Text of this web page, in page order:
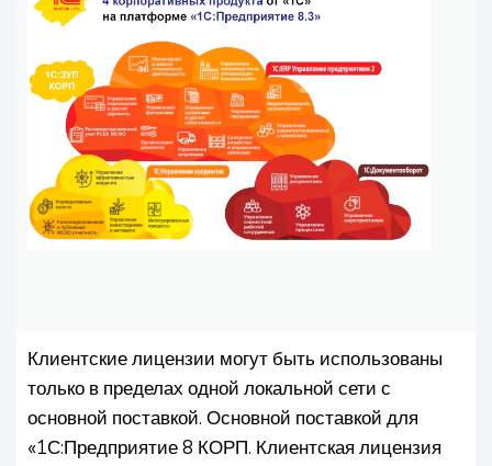
Клиентские лицензии могут быть использованы
только в пределах одной локальной сети с
основной поставкой. Основной поставкой для
«1С:Предприятие 8 КОРП. Клиентская лицензия